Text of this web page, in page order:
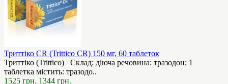
Триттіко CR (Trittico CR) 150 мг, 60 таблеток
Триттіко (Trittico) Склад: діюча речовина: тразодон; 1
таблетка містить: тразодо..
1525 грн. 1344 грн.